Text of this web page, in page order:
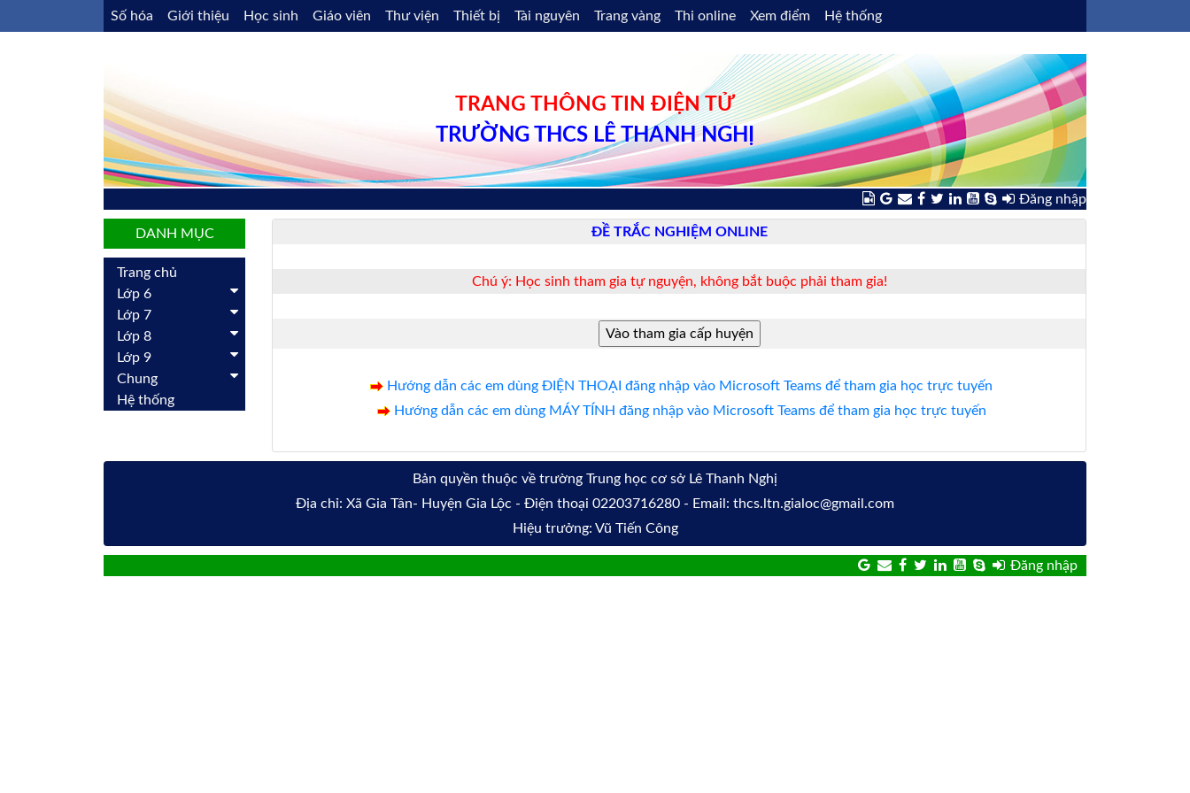
Số hóa Giới thiệu Học sinh Giáo viên Thư viện Thiết bị Tài nguyên Trang vàng Thi online Xem điểm Hệ thống
TRANG THÔNG TIN ĐIỆN TỬ
TRƯỜNG THCS LÊ THANH NGHỊ
Đăng nhập
DANH MỤC
Trang chủ
Lớp 6
Lớp 7
Lớp 8
Lớp 9
Chung
Hệ thống
ĐỀ TRẮC NGHIỆM ONLINE
Chú ý: Học sinh tham gia tự nguyện, không bắt buộc phải tham gia!
Hướng dẫn các em dùng ĐIỆN THOẠI đăng nhập vào Microsoft Teams để tham gia học trực tuyến
Hướng dẫn các em dùng MÁY TÍNH đăng nhập vào Microsoft Teams để tham gia học trực tuyến
Bản quyền thuộc về trường Trung học cơ sở Lê Thanh Nghị
Địa chỉ: Xã Gia Tân- Huyện Gia Lộc - Điện thoại 02203716280 - Email: thcs.ltn.gialoc@gmail.com
Hiệu trưởng: Vũ Tiến Công
Đăng nhập